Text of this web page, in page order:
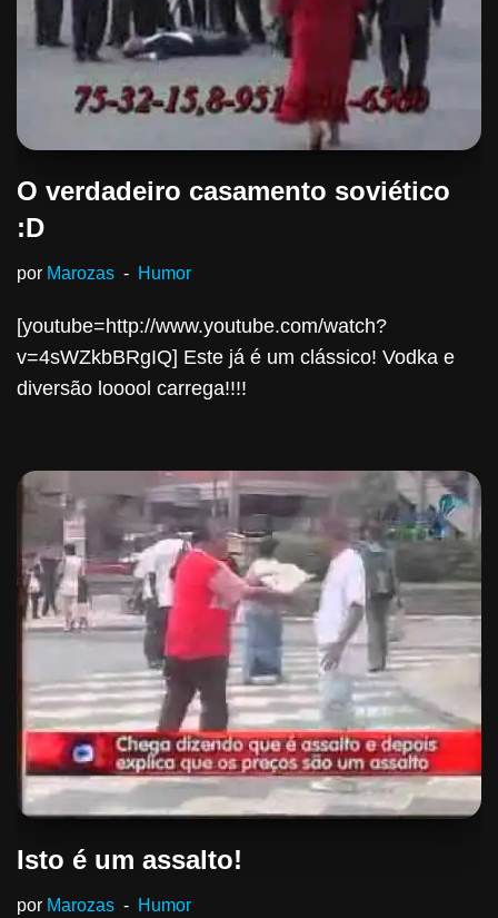
O verdadeiro casamento soviético
:D
por Marozas Humor
[youtube=http://www.youtube.com/watch?
v=4sWZkbBRgIQ] Este já é um clássico! Vodka e
diversão looool carrega!!!!
Isto é um assalto!
por Marozas Humor